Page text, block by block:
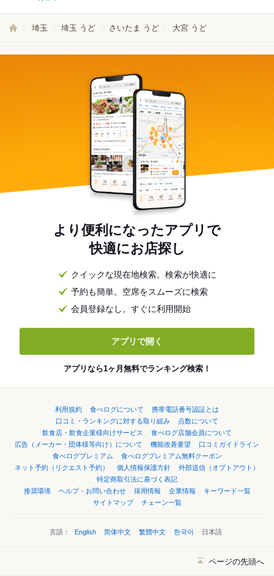
埼玉 埼玉 うど さいたま うど 大宮 うど
より便利になったアプリで
快適にお店探し
クイックな現在地検索。検索が快適に
予約も簡単。空席をスムーズに検索
会員登録なし。すぐに利用開始
アプリで開く
アプリなら1ヶ月無料でランキング検索！
利用規約 食べログについて
携帯電話番号認証とは
口コミ・ランキングに対する取り組み
点数について
飲食店・飲食企業様向けサービス
食べログ店舗会員について
広告（メーカー・団体様等向け）について
機能改善要望
口コミガイドライン
食べログプレミアム
食べログプレミアム無料クーポン
ネット予約（リクエスト予約）
個人情報保護方針
外部送信（オプトアウト）
特定商取引法に基づく表記
推奨環境
ヘルプ・お問い合わせ 採用情報 企業情報
キーワード一覧
サイトマップ
チェーン一覧
言語： English 简体中文 繁體中文 한국어 日本語
ページの先頭へ